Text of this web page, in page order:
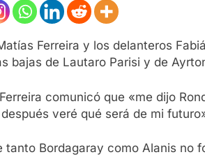
Ferreira y los delanteros
bajas de Lautaro Parisi y de
comunicó que «me dijo
veré qué será de mi
tanto Bordagaray como Alanis no